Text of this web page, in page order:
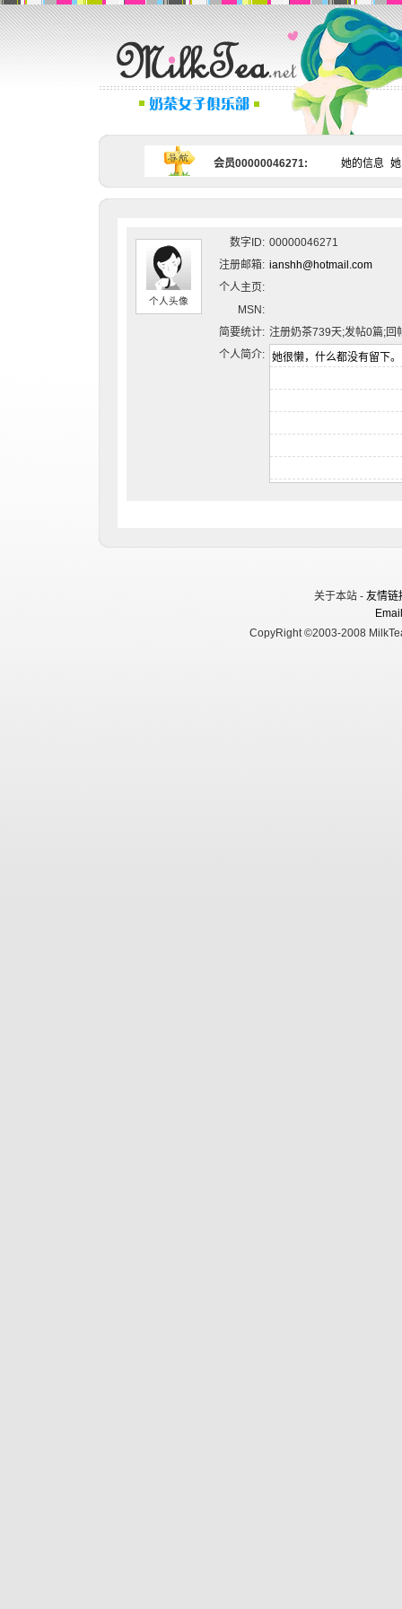
会员00000046271: 她的信息
个人头像
数字ID: 00000046271
注册邮箱: ianshh@hotmail.com
个人主页:
MSN:
简要统计: 注册奶茶739天;发帖0篇;回
个人简介:
关于本站 - 友情链
CopyRight ©2003-2008